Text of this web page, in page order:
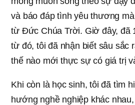
và báo đáp tình yêu thương
từ Đức Chúa Trời. Giờ đây, đã
từ đó, tôi đã nhận biết sâu sắc
thế nào mới thực sự có giá trị
Khi còn là học sinh, tôi đã tìm
hướng nghề nghiệp khác